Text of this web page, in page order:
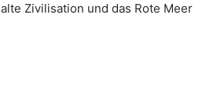
alte Zivilisation und das Rote Meer